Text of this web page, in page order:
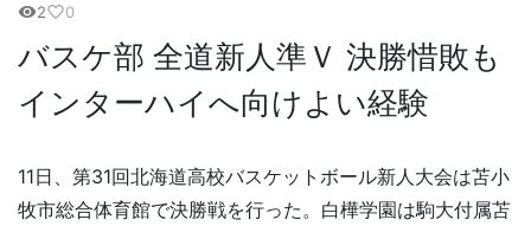
visibility2favorite_border0
バスケ部 全道新人準Ｖ 決勝惜敗も
インターハイへ向けよい経験
11日、第31回北海道高校バスケットボール新人大会は苫小
牧市総合体育館で決勝戦を行った。白樺学園は駒大付属苫